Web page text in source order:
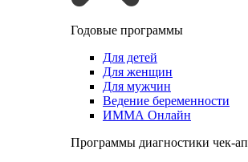
Годовые программы
Для детей
Для женщин
Для мужчин
Ведение беременности
ИММА Онлайн
Программы диагностики чек-ап